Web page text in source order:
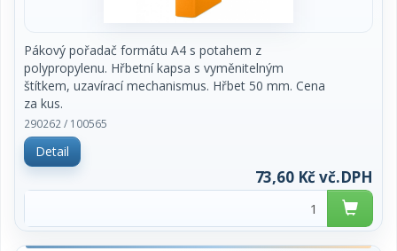
Pákový pořadač formátu A4 s potahem z
polypropylenu. Hřbetní kapsa s vyměnitelným
štítkem, uzavírací mechanismus. Hřbet 50 mm. Cena
za kus.
290262 / 100565
Detail
73,60 Kč vč.DPH